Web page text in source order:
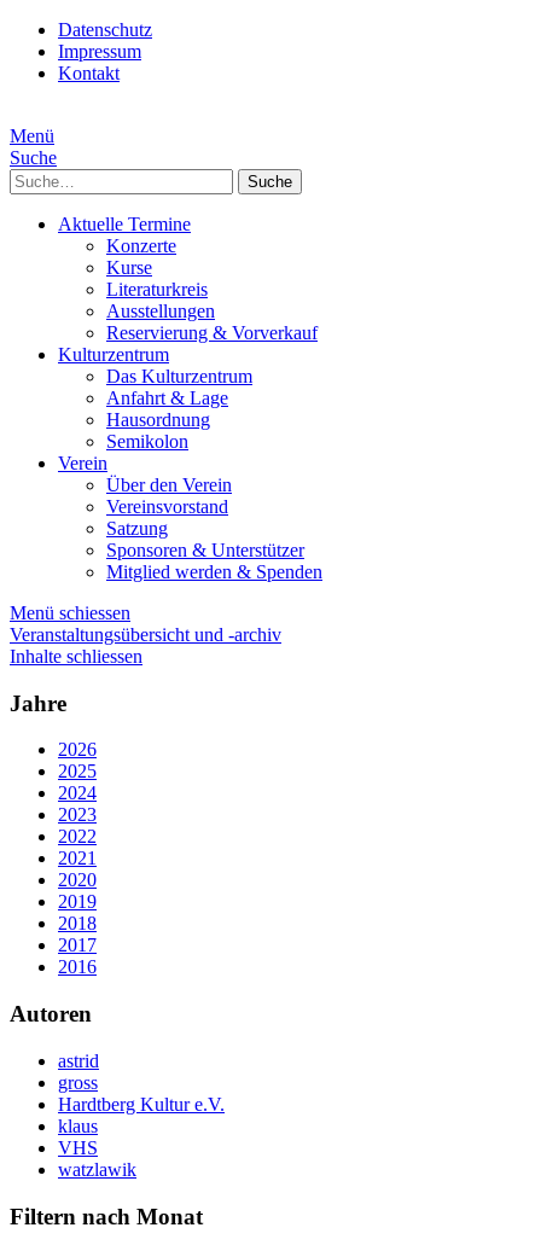
Datenschutz
Impressum
Kontakt
Menü
Suche
Suche
Aktuelle Termine
Konzerte
Kurse
Literaturkreis
Ausstellungen
Reservierung & Vorverkauf
Kulturzentrum
Das Kulturzentrum
Anfahrt & Lage
Hausordnung
Semikolon
Verein
Über den Verein
Vereinsvorstand
Satzung
Sponsoren & Unterstützer
Mitglied werden & Spenden
Menü schiessen
Veranstaltungsübersicht und -archiv
Inhalte schliessen
Jahre
2026
2025
2024
2023
2022
2021
2020
2019
2018
2017
2016
Autoren
astrid
gross
Hardtberg Kultur e.V.
klaus
VHS
watzlawik
Filtern nach Monat